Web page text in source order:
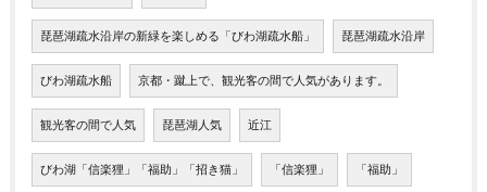
琵琶湖疏水沿岸の新緑を楽しめる「びわ湖疏水船」 琵琶湖疏水沿岸
びわ湖疏水船 京都・蹴上で、観光客の間で人気があります。
観光客の間で人気 琵琶湖人気 近江
びわ湖「信楽狸」「福助」「招き猫」 「信楽狸」 「福助」